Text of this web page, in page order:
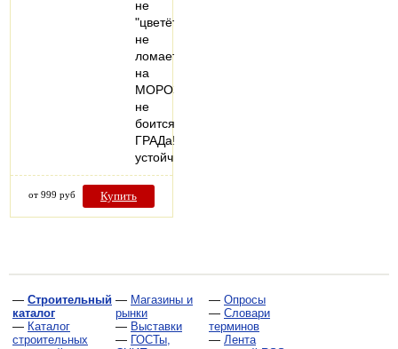
не
"цветёт"
не
ломается
на
МОРОЗе,
не
боится
ГРАДа!
устойчив…
от 999 руб Купить
— Строительный
каталог
— Каталог
строительных
— Магазины и
рынки
— Выставки
— ГОСТы,
— Опросы
— Словари
терминов
— Лента